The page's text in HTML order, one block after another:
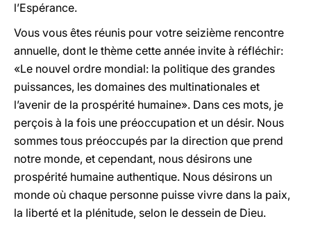
l’Espérance.
Vous vous êtes réunis pour votre seizième rencontre
annuelle, dont le thème cette année invite à réfléchir:
«Le nouvel ordre mondial: la politique des grandes
puissances, les domaines des multinationales et
l’avenir de la prospérité humaine». Dans ces mots, je
perçois à la fois une préoccupation et un désir. Nous
sommes tous préoccupés par la direction que prend
notre monde, et cependant, nous désirons une
prospérité humaine authentique. Nous désirons un
monde où chaque personne puisse vivre dans la paix,
la liberté et la plénitude, selon le dessein de Dieu.